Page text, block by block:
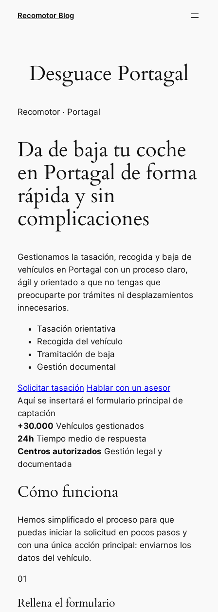
Recomotor Blog
Desguace Portagal
Recomotor · Portagal
Da de baja tu coche
en Portagal de forma
rápida y sin
complicaciones
Gestionamos la tasación, recogida y baja de
vehículos en Portagal con un proceso claro,
ágil y orientado a que no tengas que
preocuparte por trámites ni desplazamientos
innecesarios.
Tasación orientativa
Recogida del vehículo
Tramitación de baja
Gestión documental
Solicitar tasación Hablar con un asesor
Aquí se insertará el formulario principal de
captación
+30.000 Vehículos gestionados
24h Tiempo medio de respuesta
Centros autorizados Gestión legal y
documentada
Cómo funciona
Hemos simplificado el proceso para que
puedas iniciar la solicitud en pocos pasos y
con una única acción principal: enviarnos los
datos del vehículo.
01
Rellena el formulario